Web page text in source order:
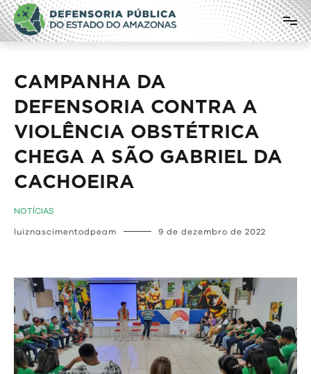
Pular
para
o
conteúdo
Defensoria Pública do Estado do
Amazonas
CAMPANHA DA
DEFENSORIA CONTRA A
VIOLÊNCIA OBSTÉTRICA
CHEGA A SÃO GABRIEL DA
CACHOEIRA
NOTÍCIAS
luiznascimentodpeam 9 de dezembro de 2022